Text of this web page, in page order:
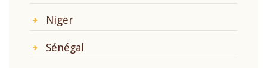
Niger
Sénégal